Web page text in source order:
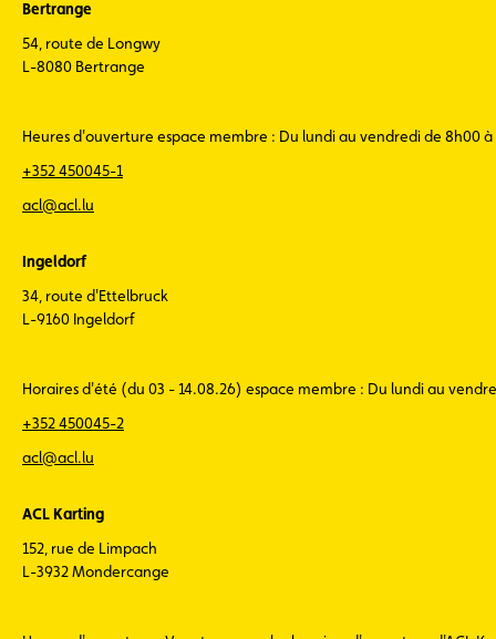
Bertrange
54, route de Longwy
L-8080 Bertrange
Heures d'ouverture espace membre : Du lundi au vendredi de 8h00 à
+352 450045-1
acl@acl.lu
Ingeldorf
34, route d'Ettelbruck
L-9160 Ingeldorf
Horaires d'été (du 03 - 14.08.26) espace membre : Du lundi au
+352 450045-2
acl@acl.lu
ACL Karting
152, rue de Limpach
L-3932 Mondercange